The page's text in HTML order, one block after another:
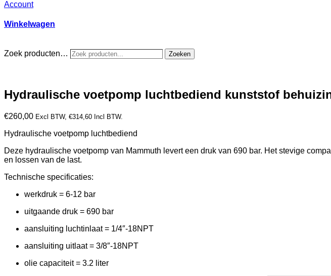
Account
Winkelwagen
Zoek producten… Zoeken
Hydraulische voetpomp luchtbediend kunststof
€260,00 Excl BTW, €314,60 Incl BTW.
Hydraulische voetpomp luchtbediend
Deze hydraulische voetpomp van Mammuth levert een druk van 690 bar. Het stevige
en lossen van de last.
Technische specificaties:
werkdruk = 6-12 bar
uitgaande druk = 690 bar
aansluiting luchtinlaat = 1/4″-18NPT
aansluiting uitlaat = 3/8″-18NPT
olie capaciteit = 3.2 liter